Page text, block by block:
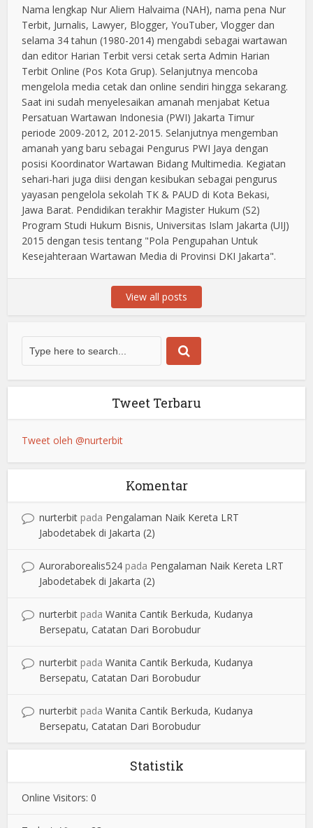
Nama lengkap Nur Aliem Halvaima (NAH), nama pena Nur
Terbit, Jurnalis, Lawyer, Blogger, YouTuber, Vlogger dan
selama 34 tahun (1980-2014) mengabdi sebagai wartawan
dan editor Harian Terbit versi cetak serta Admin Harian
Terbit Online (Pos Kota Grup). Selanjutnya mencoba
mengelola media cetak dan online sendiri hingga sekarang.
Saat ini sudah menyelesaikan amanah menjabat Ketua
Persatuan Wartawan Indonesia (PWI) Jakarta Timur
periode 2009-2012, 2012-2015. Selanjutnya mengemban
amanah yang baru sebagai Pengurus PWI Jaya dengan
posisi Koordinator Wartawan Bidang Multimedia. Kegiatan
sehari-hari juga diisi dengan kesibukan sebagai pengurus
yayasan pengelola sekolah TK & PAUD di Kota Bekasi,
Jawa Barat. Pendidikan terakhir Magister Hukum (S2)
Program Studi Hukum Bisnis, Universitas Islam Jakarta (UIJ)
2015 dengan tesis tentang "Pola Pengupahan Untuk
Kesejahteraan Wartawan Media di Provinsi DKI Jakarta".
View all posts
Tweet Terbaru
Tweet oleh @nurterbit
Komentar
nurterbit pada Pengalaman Naik Kereta LRT
Jabodetabek di Jakarta (2)
Auroraborealis524 pada Pengalaman Naik Kereta LRT
Jabodetabek di Jakarta (2)
nurterbit padaWanita Cantik Berkuda, Kudanya
Bersepatu, Catatan Dari Borobudur
nurterbit padaWanita Cantik Berkuda, Kudanya
Bersepatu, Catatan Dari Borobudur
nurterbit padaWanita Cantik Berkuda, Kudanya
Bersepatu, Catatan Dari Borobudur
Statistik
Online Visitors:0